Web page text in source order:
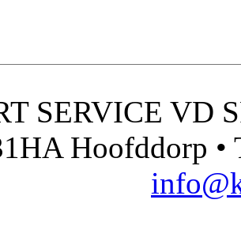
SERVICE VD
Hoofddorp •